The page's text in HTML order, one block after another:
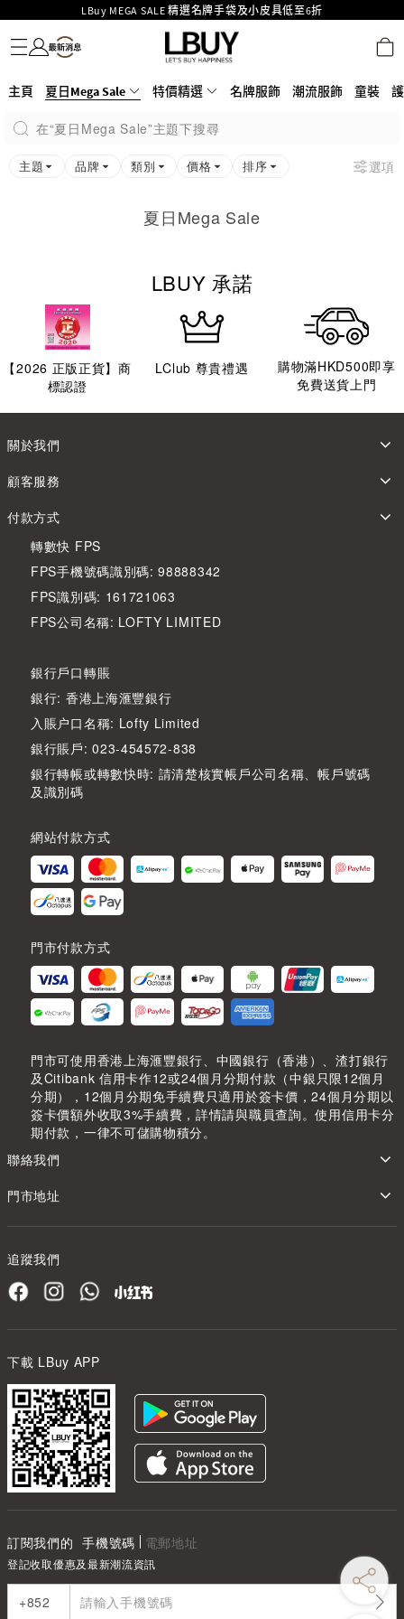
LBuy MEGA SALE 精選名牌手袋及小皮具低至6折
Goyard Hobo / Hobo Mini人氣限量特別版限時原價低至75折!
LBuy呈獻 - Hermès 及 Chanel 手袋及首飾原價低至6折，立即入手!
426號舖！
MOKO 1樓175號鋪旗艦店特設名牌Hermès、CHANEL及LV專區！
購物滿HKD500即享免運費！
名牌服飾
潮流服飾
童裝
護膚美妝
香水香薰
個人護理
母嬰護理
遊戲及精品玩具
文儀用品
家居生活
電子產品
美食
醫藥保健
運動與戶外用品
主頁 夏日Mega Sale 特價精選 名牌服飾 潮流服飾 童裝
在“夏日Mega Sale”主題下搜尋
主題 品牌 類別 價格 排序 選項
夏日Mega Sale
LBUY 承諾
【2026 正版正貨】商
標認證
LClub 尊貴禮遇
購物滿HKD500即享
免費送貨上門
關於我們
顧客服務
付款方式
轉數快 FPS
FPS手機號碼識別碼: 98888342
FPS識別碼: 161721063
FPS公司名稱: LOFTY LIMITED
銀行戶口轉賬
銀行: 香港上海滙豐銀行
入賬户口名稱: Lofty Limited
銀行賬戶: 023-454572-838
銀行轉帳或轉數快時: 請清楚核實帳戶公司名稱、帳戶號碼
及識別碼
網站付款方式
門市付款方式
門市可使用香港上海滙豐銀行、中國銀行（香港）、渣打銀行
及Citibank 信用卡作12或24個月分期付款（中銀只限12個月
分期），12個月分期免手續費只適用於簽卡價，24個月分期以
簽卡價額外收取3%手續費，詳情請與職員查詢。使用信用卡分
期付款，一律不可儲購物積分。
聯絡我們
門市地址
追蹤我們
下載 LBuy APP
訂閱我們的 手機號碼 電郵地址
登記收取優惠及最新潮流資訊